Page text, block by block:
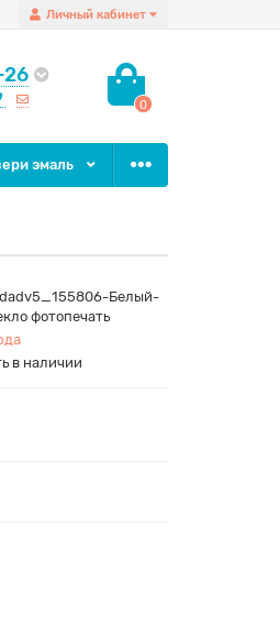
Личный кабинет
26
0
эмаль
Белый-
фотопечать
в наличии